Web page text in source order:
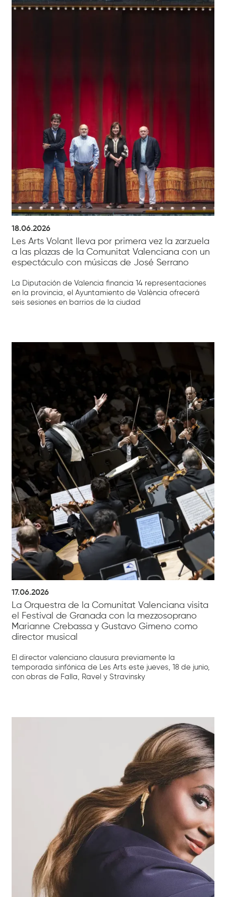
18.06.2026
Les Arts Volant lleva por primera vez la zarzuela
a las plazas de la Comunitat Valenciana con un
espectáculo con músicas de José Serrano
La Diputación de Valencia financia 14 representaciones
en la provincia, el Ayuntamiento de València ofrecerá
seis sesiones en barrios de la ciudad
17.06.2026
La Orquestra de la Comunitat Valenciana visita
el Festival de Granada con la mezzosoprano
Marianne Crebassa y Gustavo Gimeno como
director musical
El director valenciano clausura previamente la
temporada sinfónica de Les Arts este jueves, 18 de junio,
con obras de Falla, Ravel y Stravinsky